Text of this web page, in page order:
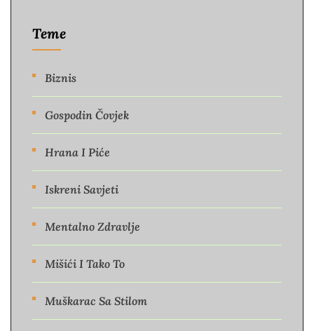
Teme
Biznis
Gospodin Čovjek
Hrana I Piće
Iskreni Savjeti
Mentalno Zdravlje
Mišići I Tako To
Muškarac Sa Stilom